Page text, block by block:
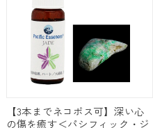
【3本までネコポス可】深い心
の傷を癒す＜パシフィック・ジ